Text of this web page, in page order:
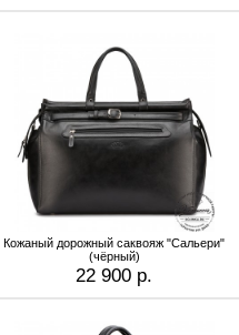
Кожаный дорожный саквояж "Сальери"
(чёрный)
22 900 р.